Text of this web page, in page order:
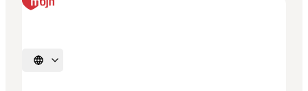
Vælg sprog